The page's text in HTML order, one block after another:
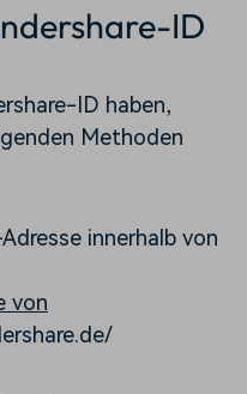
ID
ID haben,
Methoden
innerhalb von
von